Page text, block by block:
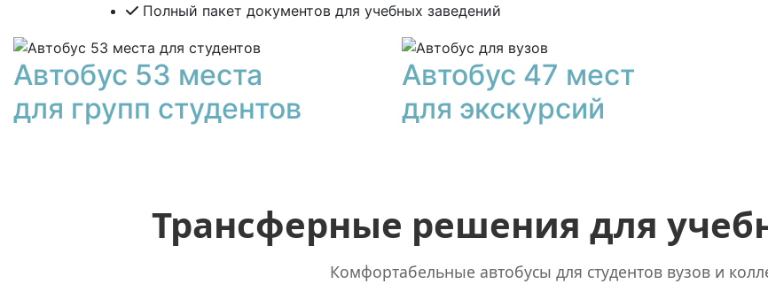
Полный пакет документов для учебных заведений
Автобус 53 места
для групп студентов
Автобус 47 мест
для экскурсий
Трансферные решения для
Комфортабельные автобусы для студентов вузов и